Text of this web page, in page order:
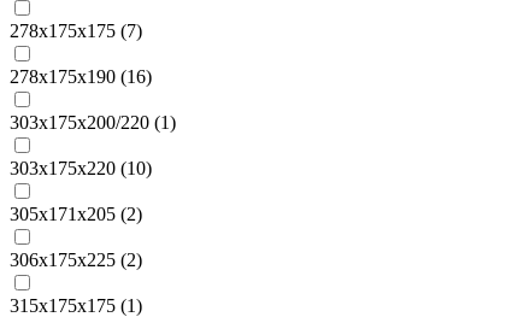
278х175х175 (7)
278х175х190 (16)
303x175x200/220 (1)
303х175х220 (10)
305х171х205 (2)
306x175x225 (2)
315x175x175 (1)